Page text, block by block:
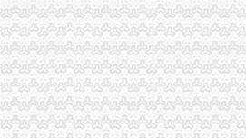
软件免费注册登录-Focusky动画演示大师官网
免费注册
1-1免费注册有赞开店_在线观看
qq申请号码免费注册的地址_图文教程_教程
免费域名,免费顶级域名,域名注册免费,免费
【优惠升级】学教育网师/执业师面授班全面
存100送100【起凡免费注册送会员】手游棋